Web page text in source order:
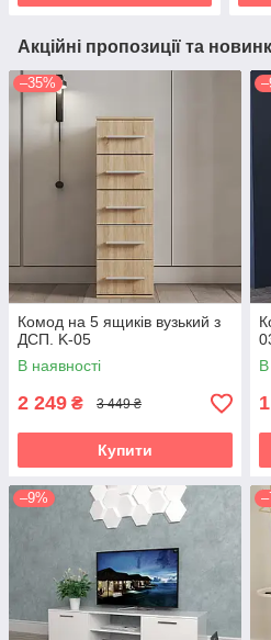
Акційні пропозиції та
–35%
Комод на 5 ящиків вузький з
ДСП. K-05
В наявності
2 249 ₴ 3 449 ₴
Купити
В
–9%